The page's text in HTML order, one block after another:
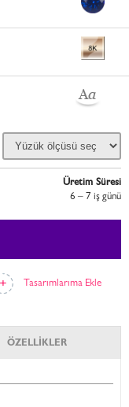
Tasarımlarıma Ekle
Üretim Süresi
6 – 7 i̇ş günü
ÖZELLİKLER